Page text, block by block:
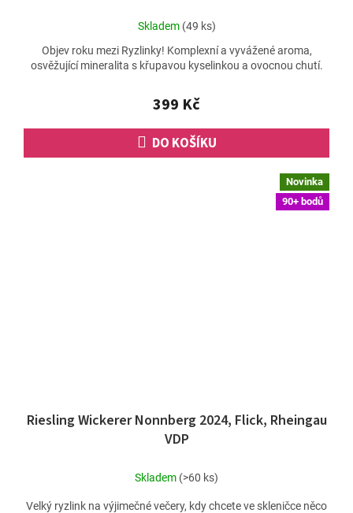
Průměrné
produktu
je
z
5
hvězdiček.
Skladem (49 ks)
399 Kč
DO KOŠÍKU
Objev roku mezi Ryzlinky! Komplexní a vyvážené aroma,
osvěžující mineralita s křupavou kyselinkou a ovocnou chutí.
Novinka
90+ bodů
Riesling Wickerer Nonnberg 2024, Flick, Rheingau
VDP
Skladem (>60 ks)
Velký ryzlink na výjimečné večery, kdy chcete ve skleničce něco